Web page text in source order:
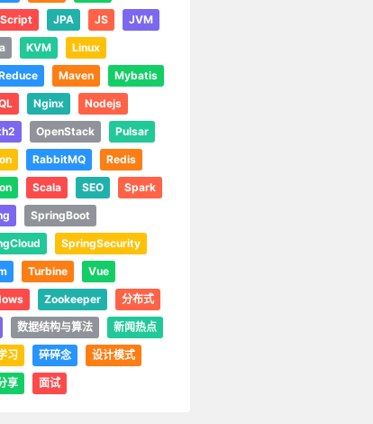
JPA JS JVM
KVM Linux
Maven Mybatis
Nginx Nodejs
OpenStack Pulsar
RabbitMQ Redis
Scala SEO Spark
SpringBoot
SpringSecurity
Turbine Vue
Zookeeper 分布式
数据结构与算法 新闻热点
习 碎碎念 设计模式
享 面试